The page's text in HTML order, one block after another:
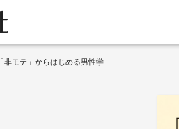
「非モテ」からはじめる男性学